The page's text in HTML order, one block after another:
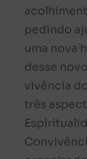
pedindo
uma nova
desse
vivência
três